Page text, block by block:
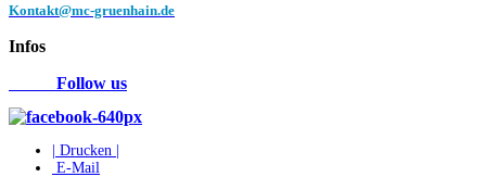
Kontakt@mc-gruenhain.de
Infos
Follow us
| Drucken |
E-Mail